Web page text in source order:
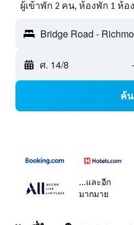
ผู้เข้าพัก 2 คน, ห้องพัก 1 ห้อง
Bridge Road -
ศ. 14/8 -
ค้
...และอีก
มากมาย